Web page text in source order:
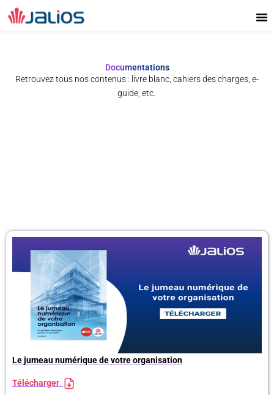
Aller
au
Documentations
Retrouvez tous nos contenus : livre blanc, cahiers des charges, e-
guide, etc.
Le jumeau numérique de votre organisation
Télécharger